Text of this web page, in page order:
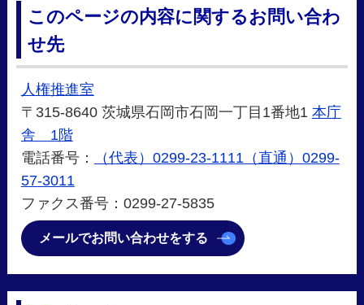
このページの内容に関するお問い合わ
せ先
人権推進室
〒315-8640 茨城県石岡市石岡一丁目1番地1 本庁
舎 1階
電話番号：
（代表）0299-23-1111（直通）0299-
57-3011
ファクス番号：0299-27-5835
メールでお問い合わせをする